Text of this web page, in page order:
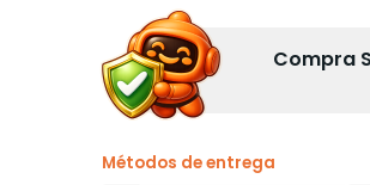
Compra
Métodos de entrega